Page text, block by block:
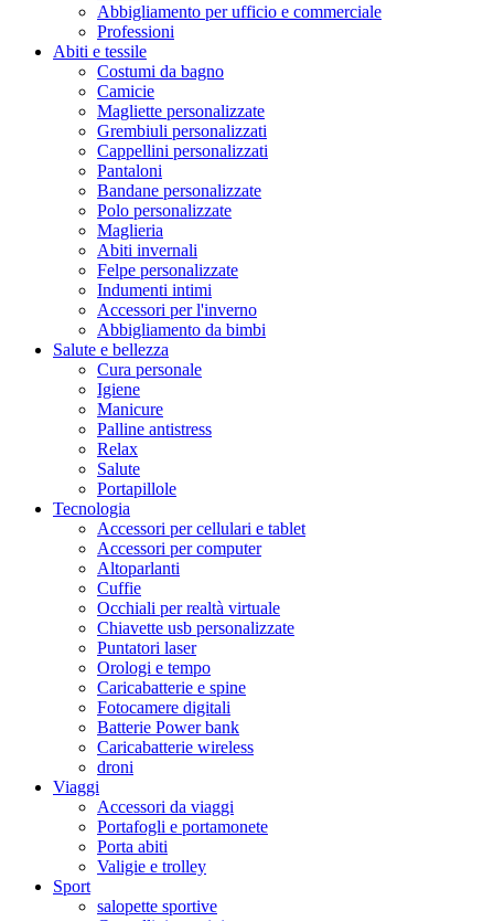
Abbigliamento per ufficio e commerciale
Professioni
Abiti e tessile
Costumi da bagno
Camicie
Magliette personalizzate
Grembiuli personalizzati
Cappellini personalizzati
Pantaloni
Bandane personalizzate
Polo personalizzate
Maglieria
Abiti invernali
Felpe personalizzate
Indumenti intimi
Accessori per l'inverno
Abbigliamento da bimbi
Salute e bellezza
Cura personale
Igiene
Manicure
Palline antistress
Relax
Salute
Portapillole
Tecnologia
Accessori per cellulari e tablet
Accessori per computer
Altoparlanti
Cuffie
Occhiali per realtà virtuale
Chiavette usb personalizzate
Puntatori laser
Orologi e tempo
Caricabatterie e spine
Fotocamere digitali
Batterie Power bank
Caricabatterie wireless
droni
Viaggi
Accessori da viaggi
Portafogli e portamonete
Porta abiti
Valigie e trolley
Sport
salopette sportive